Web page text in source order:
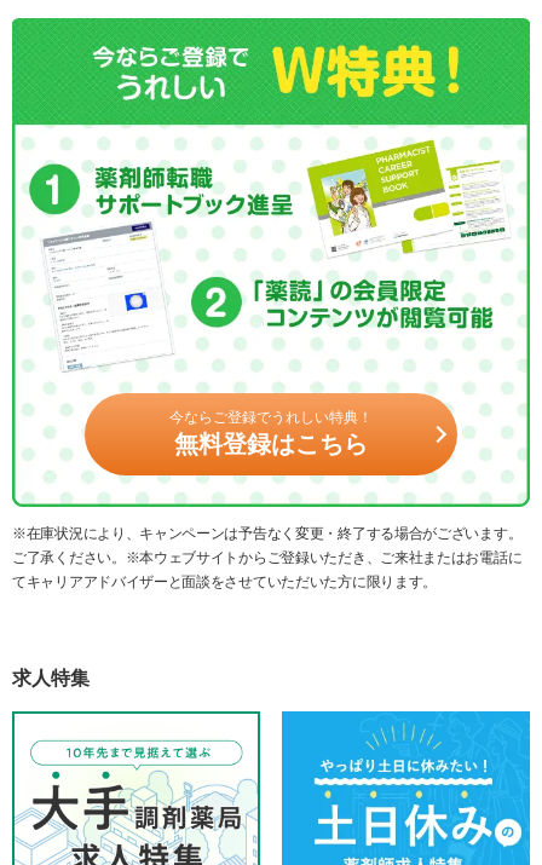
今ならご登録でうれしい特典！
無料登録はこちら
※在庫状況により、キャンペーンは予告なく変更・終了する場合がございます。
ご了承ください。※本ウェブサイトからご登録いただき、ご来社またはお電話に
てキャリアアドバイザーと面談をさせていただいた方に限ります。
求人特集